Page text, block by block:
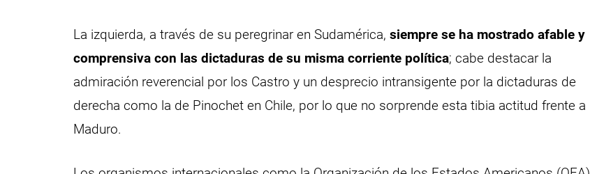
La izquierda, a través de su peregrinar en Sudamérica,siempre se ha mostrado afable y
comprensiva con las dictaduras de su misma corriente política; cabe destacar la
admiración reverencial por los Castro y un desprecio intransigente por la dictaduras de
derecha como la de Pinochet en Chile, por lo que no sorprende esta tibia actitud frente a
Maduro.